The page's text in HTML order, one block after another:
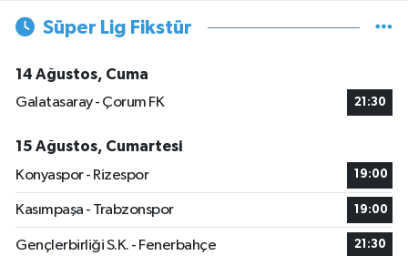
Süper Lig Fikstür
14 Ağustos, Cuma
Galatasaray - Çorum FK
21:30
15 Ağustos, Cumartesi
Konyaspor - Rizespor
19:00
Kasımpaşa - Trabzonspor 19:00
Gençlerbirliği S.K. - Fenerbahçe 21:30